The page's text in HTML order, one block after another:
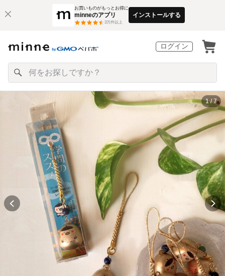
お買いものがもっとお得に
minneのアプリ
3万件以上
インストールする
ログイン
1 / 7